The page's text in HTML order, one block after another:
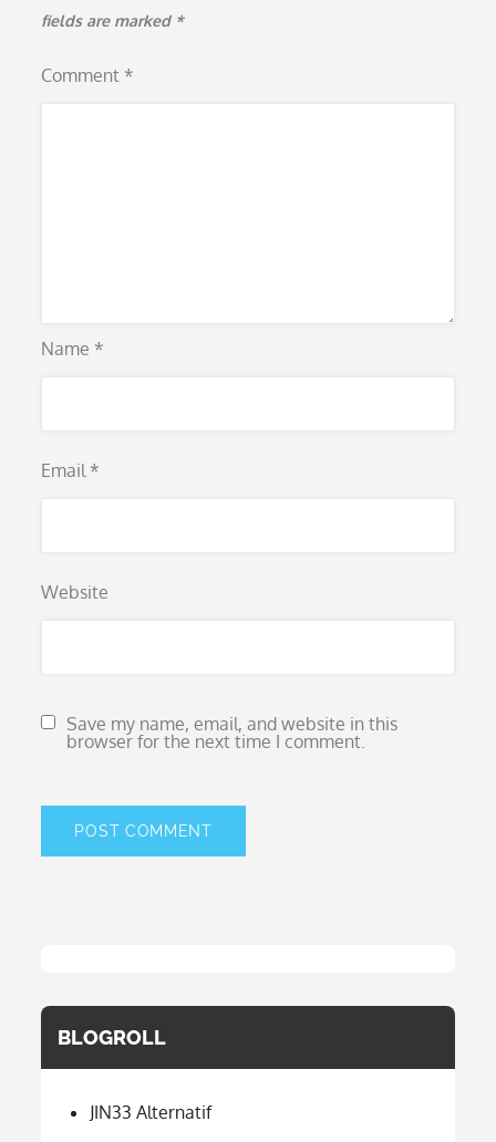
fields are marked *
Comment *
Name *
Email *
Website
Save my name, email, and website in this
browser for the next time I comment.
BLOGROLL
JIN33 Alternatif